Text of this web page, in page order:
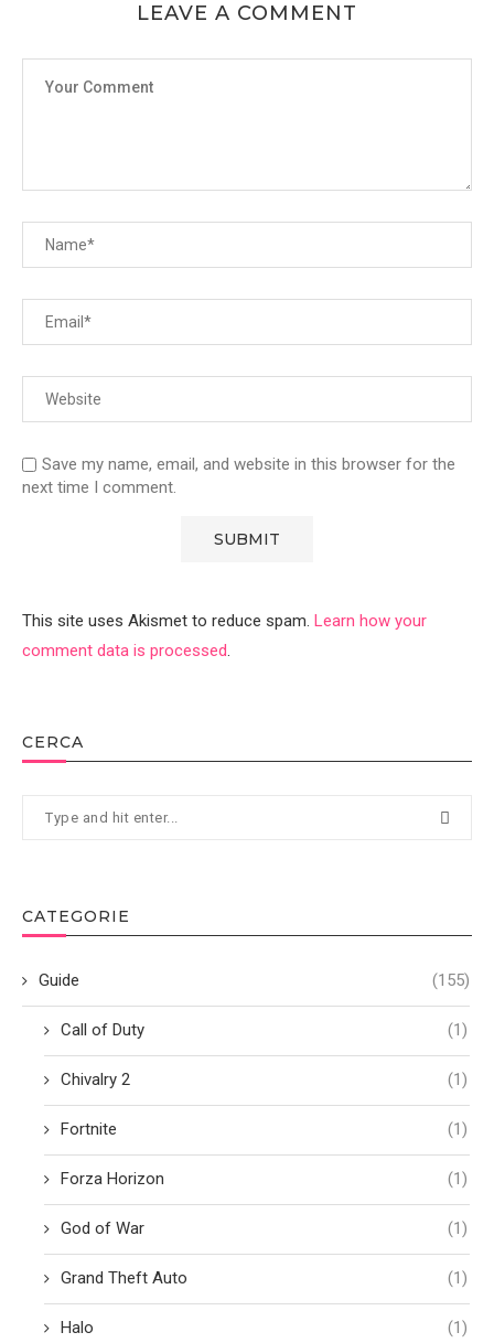
LEAVE A COMMENT
Save my name, email, and website in this browser for the
next time I comment.
This site uses Akismet to reduce spam. Learn how your
comment data is processed.
CERCA
CATEGORIE
Guide (155)
Call of Duty (1)
Chivalry 2 (1)
Fortnite (1)
Forza Horizon (1)
God of War (1)
Grand Theft Auto (1)
Halo (1)